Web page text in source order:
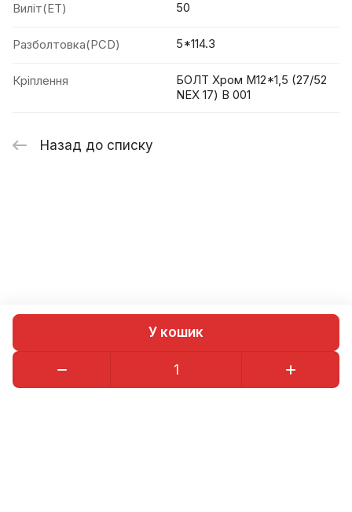
У кошик
Виліт(ET) 50
Разболтовка(PCD) 5*114.3
Кріплення
БОЛТ Хром М12*1,5 (27/52
NEX 17) B 001
Назад до списку